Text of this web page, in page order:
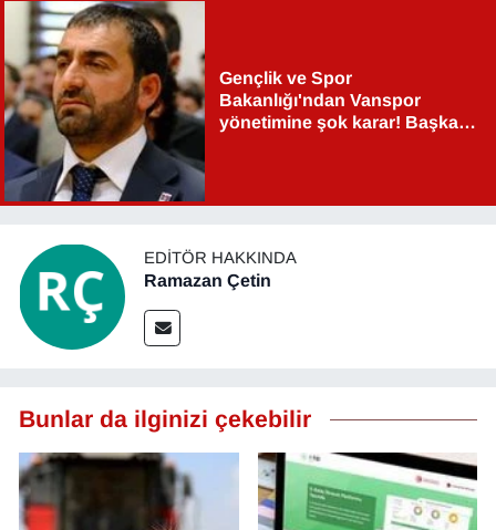
Gençlik ve Spor
Bakanlığı'ndan Vanspor
yönetimine şok karar! Başkan
EDITÖR HAKKINDA
Ramazan Çetin
Bunlar da ilginizi çekebilir